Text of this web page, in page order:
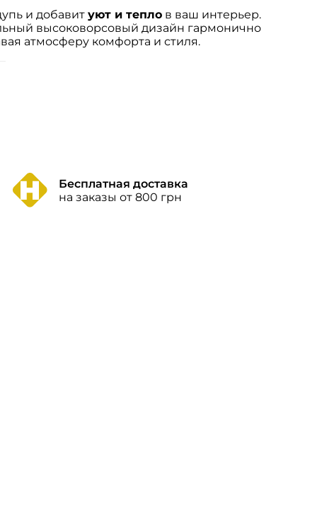
и добавит уют и теплов ваш интерьер.
высоковорсовый дизайн гармонично
атмосферу комфорта и стиля.
Бесплатная доставка
на заказы от 800 грн